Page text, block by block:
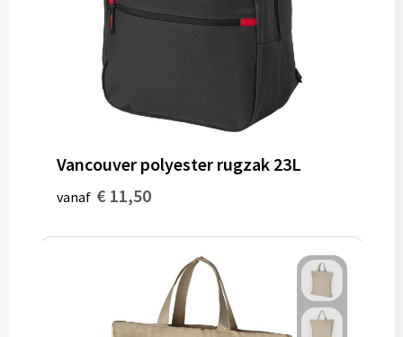
Verpakkingen
Vancouver polyester rugzak 23L
vanaf € 11,50